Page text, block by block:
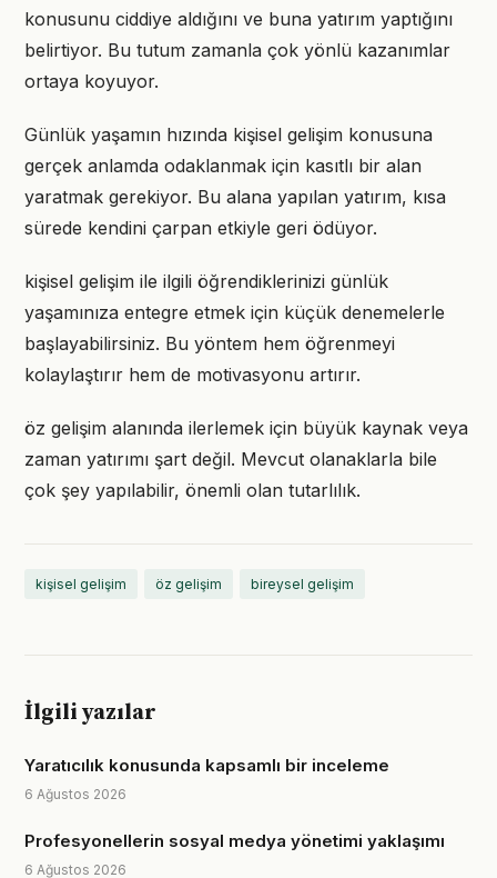
konusunu ciddiye aldığını ve buna yatırım yaptığını
belirtiyor. Bu tutum zamanla çok yönlü kazanımlar
ortaya koyuyor.
Günlük yaşamın hızında kişisel gelişim konusuna
gerçek anlamda odaklanmak için kasıtlı bir alan
yaratmak gerekiyor. Bu alana yapılan yatırım, kısa
sürede kendini çarpan etkiyle geri ödüyor.
kişisel gelişim ile ilgili öğrendiklerinizi günlük
yaşamınıza entegre etmek için küçük denemelerle
başlayabilirsiniz. Bu yöntem hem öğrenmeyi
kolaylaştırır hem de motivasyonu artırır.
öz gelişim alanında ilerlemek için büyük kaynak veya
zaman yatırımı şart değil. Mevcut olanaklarla bile
çok şey yapılabilir, önemli olan tutarlılık.
kişisel gelişim öz gelişim bireysel gelişim
İlgili yazılar
Yaratıcılık konusunda kapsamlı bir inceleme
6 Ağustos 2026
Profesyonellerin sosyal medya yönetimi yaklaşımı
6 Ağustos 2026